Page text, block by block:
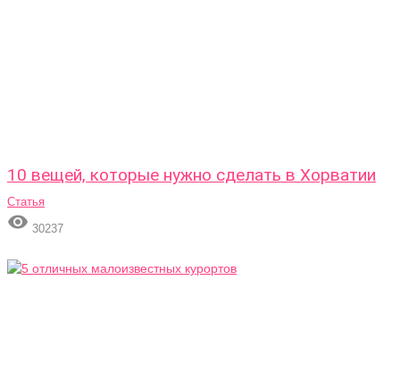
10 вещей, которые нужно сделать в Хорватии
Статья
 30237